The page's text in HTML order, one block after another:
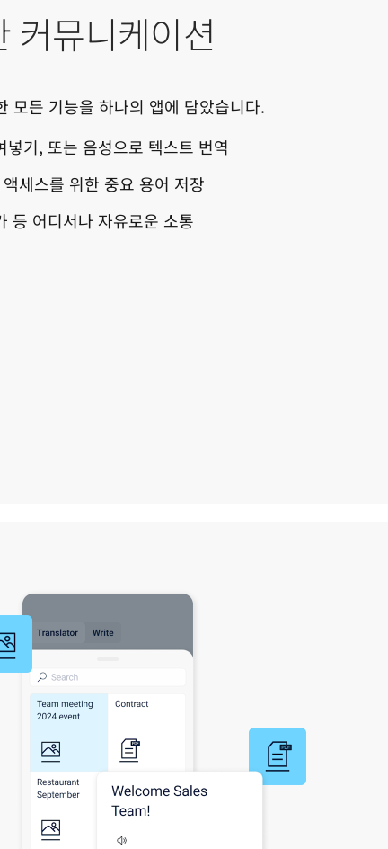
커뮤니케이션
모든 기능을 하나의 앱에 담았습니다.
넣기, 또는 음성으로 텍스트 번역
세스를 위한 중요 용어 저장
등 어디서나 자유로운 소통